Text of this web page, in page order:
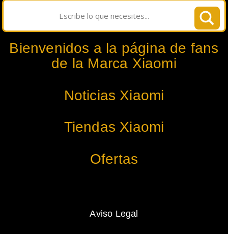
Bienvenidos a la página de fans
de la Marca Xiaomi
Noticias Xiaomi
Tiendas Xiaomi
Ofertas
Aviso Legal